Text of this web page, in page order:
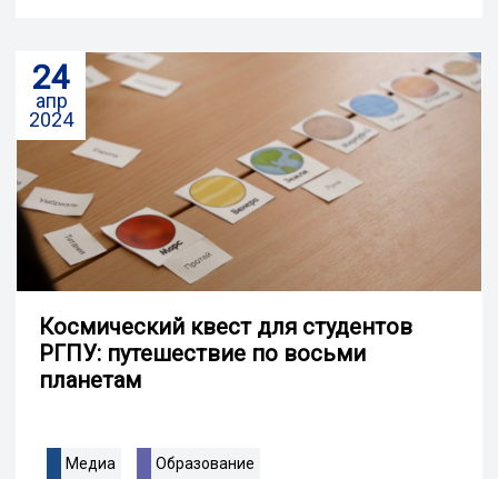
24
апр
2024
Космический квест для студентов
РГПУ: путешествие по восьми
планетам
Медиа Образование